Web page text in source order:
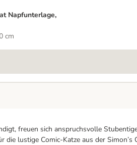
Napfunterlage,
cm
freuen sich anspruchsvolle
lustige Comic-Katze aus der Simon’s